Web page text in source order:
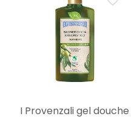
I Provenzali gel douche